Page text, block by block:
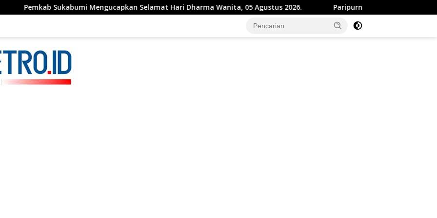
Mengucapkan Selamat Hari Dharma Wanita, 05 Agustus 2026. Paripurna DPRD, Bupati Sukabumi Paparkan